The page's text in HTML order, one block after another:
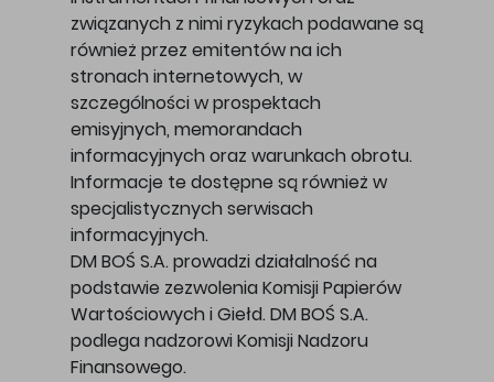
związanych z nimi ryzykach podawane są
również przez emitentów na ich
stronach internetowych, w
szczególności w prospektach
emisyjnych, memorandach
informacyjnych oraz warunkach obrotu.
Informacje te dostępne są również w
specjalistycznych serwisach
informacyjnych.
DM BOŚ S.A. prowadzi działalność na
podstawie zezwolenia Komisji Papierów
Wartościowych i Giełd. DM BOŚ S.A.
podlega nadzorowi Komisji Nadzoru
Finansowego.